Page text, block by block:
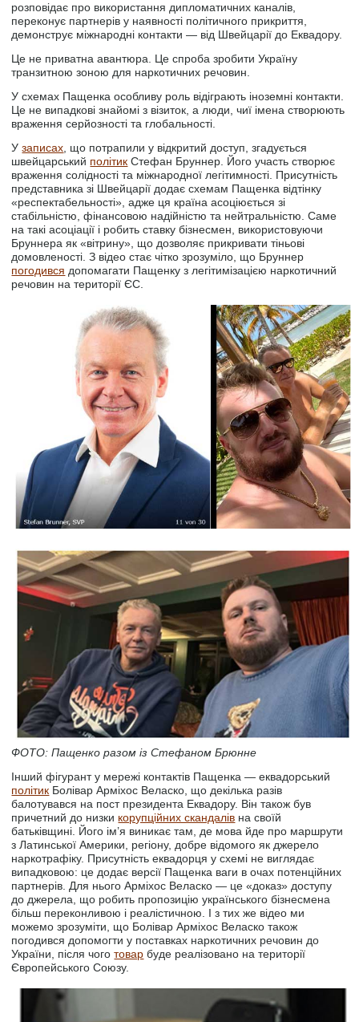
розповідає про використання дипломатичних каналів,
переконує партнерів у наявності політичного прикриття,
демонструє міжнародні контакти — від Швейцарії до Еквадору.
Це не приватна авантюра. Це спроба зробити Україну
транзитною зоною для наркотичних речовин.
У схемах Пащенка особливу роль відіграють іноземні контакти.
Це не випадкові знайомі з візиток, а люди, чиї імена створюють
враження серйозності та глобальності.
Узаписах, що потрапили у відкритий доступ, згадується
швейцарський політик Стефан Бруннер. Його участь створює
враження солідності та міжнародної легітимності. Присутність
представника зі Швейцарії додає схемам Пащенка відтінку
«респектабельності», адже ця країна асоціюється зі
стабільністю, фінансовою надійністю та нейтральністю. Саме
на такі асоціації і робить ставку бізнесмен, використовуючи
Бруннера як «вітрину», що дозволяє прикривати тіньові
домовленості. З відео стає чітко зрозуміло, що Бруннер
погодився допомагати Пащенку з легітимізацією наркотичний
речовин на території ЄС.
ФОТО: Пащенко разом із Стефаном Брюнне
Інший фігурант у мережі контактів Пащенка — еквадорський
політик Болівар Арміхос Веласко, що декілька разів
балотувався на пост президента Еквадору. Він також був
причетний до низки корупційних скандалів на своїй
батьківщині. Його ім’я виникає там, де мова йде про маршрути
з Латинської Америки, регіону, добре відомого як джерело
наркотрафіку. Присутність еквадорця у схемі не виглядає
випадковою: це додає версії Пащенка ваги в очах потенційних
партнерів. Для нього Арміхос Веласко — це «доказ» доступу
до джерела, що робить пропозицію українського бізнесмена
більш переконливою і реалістичною. І з тих же відео ми
можемо зрозуміти, що Болівар Арміхос Веласко також
погодився допомогти у поставках наркотичних речовин до
України, після чоготовар буде реалізовано на території
Європейського Союзу.